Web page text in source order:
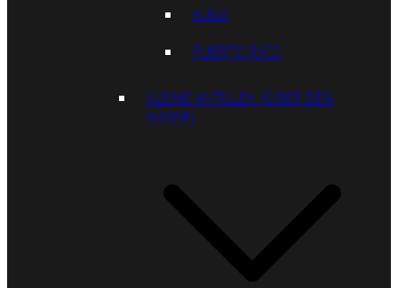
KUBA
PUERTO RICO
KLEINE ANTILLEN (ÜBER DEN
WINDE)